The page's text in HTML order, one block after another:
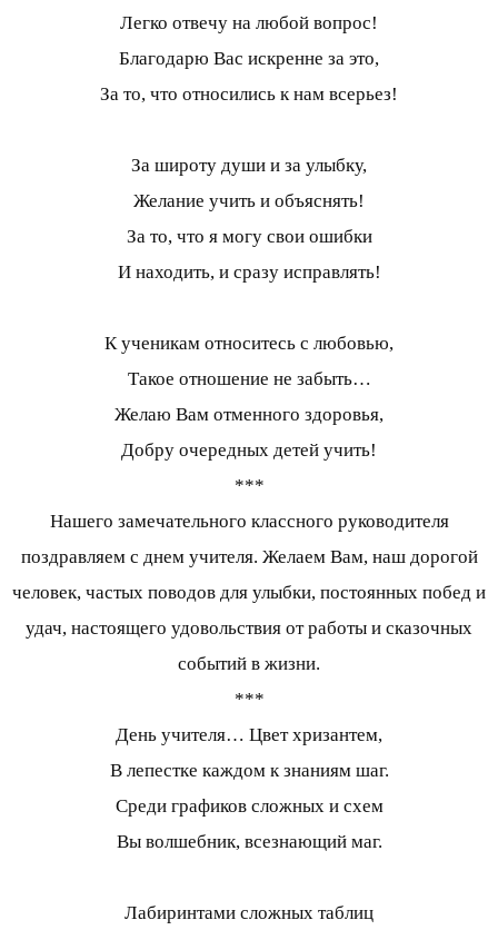
Легко отвечу на любой вопрос!
Благодарю Вас искренне за это,
За то, что относились к нам всерьез!
За широту души и за улыбку,
Желание учить и объяснять!
За то, что я могу свои ошибки
И находить, и сразу исправлять!
К ученикам относитесь с любовью,
Такое отношение не забыть…
Желаю Вам отменного здоровья,
Добру очередных детей учить!
***
Нашего замечательного классного руководителя
поздравляем с днем учителя. Желаем Вам, наш дорогой
человек, частых поводов для улыбки, постоянных побед и
удач, настоящего удовольствия от работы и сказочных
событий в жизни.
***
День учителя… Цвет хризантем,
В лепестке каждом к знаниям шаг.
Среди графиков сложных и схем
Вы волшебник, всезнающий маг.
Лабиринтами сложных таблиц